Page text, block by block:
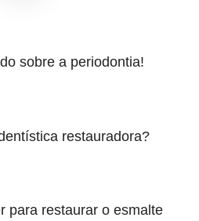
sobre a periodontia!
restauradora?
para restaurar o esmalte